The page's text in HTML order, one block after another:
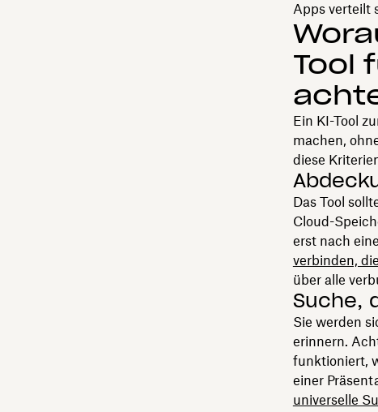
Apps verteilt
Tool
Ein KI-Tool
machen,
diese
Das Tool
Cloud-
erst nach
verbinden,
über alle
Suche,
Sie werden
erinnern.
funktioniert,
einer
universelle